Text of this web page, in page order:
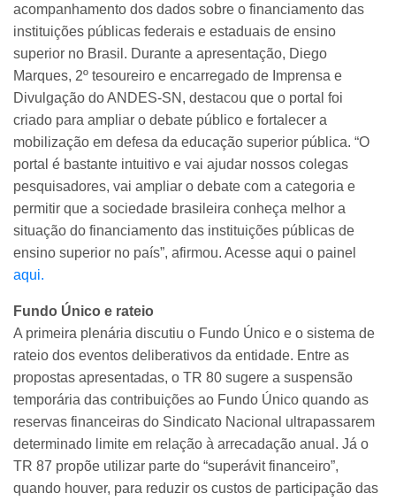
acompanhamento dos dados sobre o financiamento das
instituições públicas federais e estaduais de ensino
superior no Brasil. Durante a apresentação, Diego
Marques, 2º tesoureiro e encarregado de Imprensa e
Divulgação do ANDES-SN, destacou que o portal foi
criado para ampliar o debate público e fortalecer a
mobilização em defesa da educação superior pública. “O
portal é bastante intuitivo e vai ajudar nossos colegas
pesquisadores, vai ampliar o debate com a categoria e
permitir que a sociedade brasileira conheça melhor a
situação do financiamento das instituições públicas de
ensino superior no país”, afirmou. Acesse aqui o painel
aqui.
Fundo Único e rateio
A primeira plenária discutiu o Fundo Único e o sistema de
rateio dos eventos deliberativos da entidade. Entre as
propostas apresentadas, o TR 80 sugere a suspensão
temporária das contribuições ao Fundo Único quando as
reservas financeiras do Sindicato Nacional ultrapassarem
determinado limite em relação à arrecadação anual. Já o
TR 87 propõe utilizar parte do “superávit financeiro”,
quando houver, para reduzir os custos de participação das